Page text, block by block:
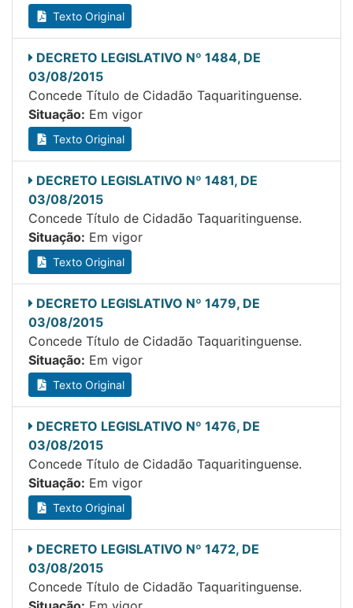
Texto Original
DECRETO LEGISLATIVO Nº 1484, DE
03/08/2015
Concede Título de Cidadão Taquaritinguense.
Situação: Em vigor
Texto Original
DECRETO LEGISLATIVO Nº 1481, DE
03/08/2015
Concede Título de Cidadão Taquaritinguense.
Situação: Em vigor
Texto Original
DECRETO LEGISLATIVO Nº 1479, DE
03/08/2015
Concede Título de Cidadão Taquaritinguense.
Situação: Em vigor
Texto Original
DECRETO LEGISLATIVO Nº 1476, DE
03/08/2015
Concede Título de Cidadão Taquaritinguense.
Situação: Em vigor
Texto Original
DECRETO LEGISLATIVO Nº 1472, DE
03/08/2015
Concede Título de Cidadão Taquaritinguense.